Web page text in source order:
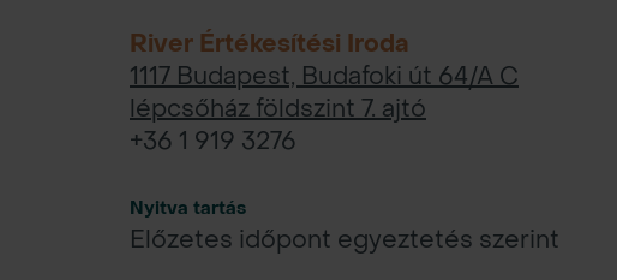
River Értékesítési Iroda
1117 Budapest, Budafoki út 64/A C
lépcsőház földszint 7. ajtó
+36 1 919 3276
Nyitva tartás
Előzetes időpont egyeztetés szerint